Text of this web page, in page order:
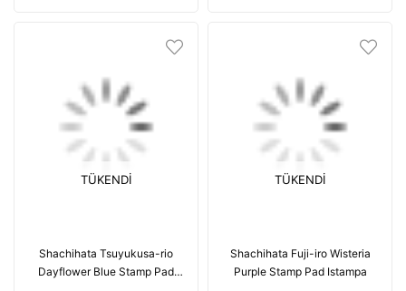
TÜKENDI
Shachihata Tsuyukusa-rio
Dayflower Blue Stamp Pad
TÜKENDI
Shachihata Fuji-iro Wisteria
Purple Stamp Pad Istampa